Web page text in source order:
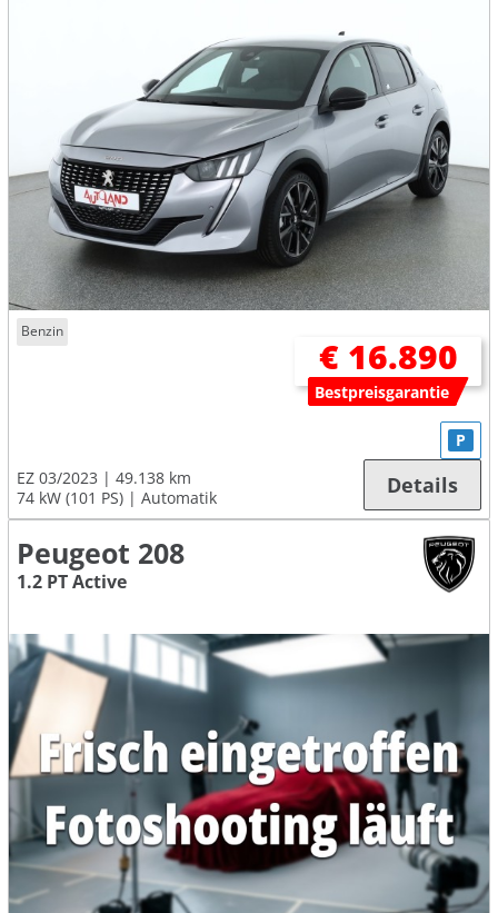
Benzin
€ 16.890
Bestpreisgarantie
EZ 03/2023
49.138 km
74 kW (101 PS)
Automatik
P
Details
Peugeot 208
1.2 PT Active